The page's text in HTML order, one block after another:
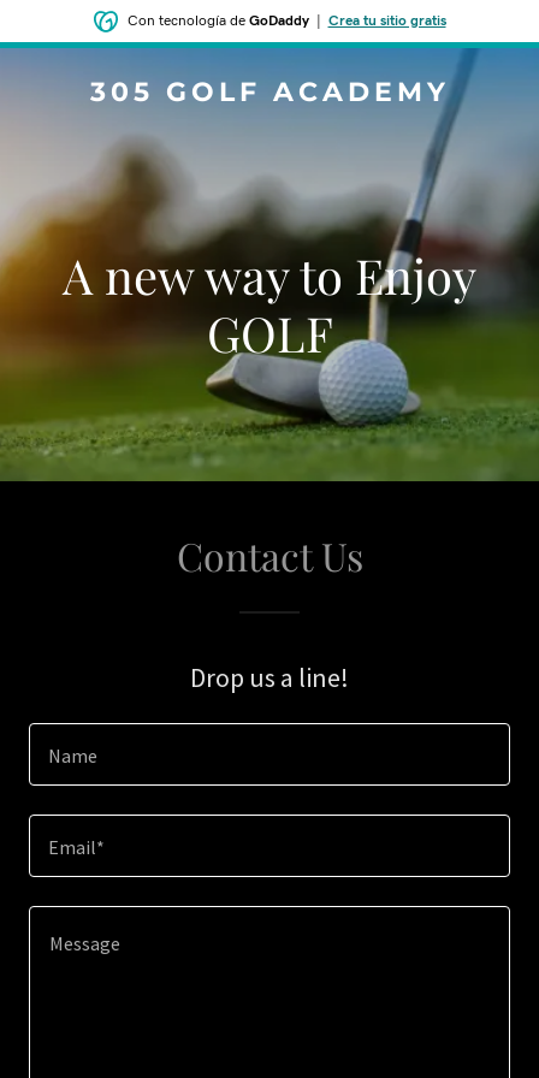
Con tecnología de GoDaddy| Crea tu sitio gratis
305 GOLF ACADEMY
A new way to Enjoy
GOLF
Contact Us
Drop us a line!
Name
Email*